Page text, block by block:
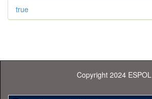
true
Copyright 2024 ESPOL